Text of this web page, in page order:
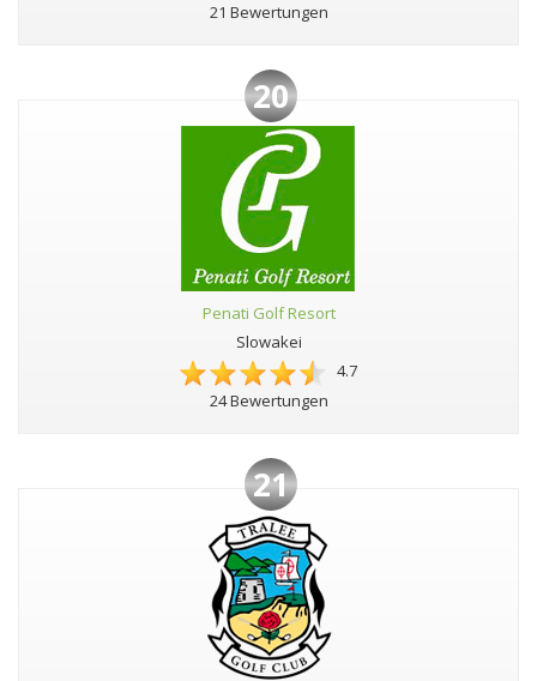
21 Bewertungen
20
Penati Golf Resort
Slowakei
4.7
24 Bewertungen
21